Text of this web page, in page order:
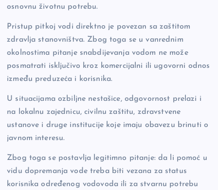
osnovnu životnu potrebu.
Pristup pitkoj vodi direktno je povezan sa zaštitom
zdravlja stanovništva. Zbog toga se u vanrednim
okolnostima pitanje snabdijevanja vodom ne može
posmatrati isključivo kroz komercijalni ili ugovorni odnos
između preduzeća i korisnika.
U situacijama ozbiljne nestašice, odgovornost prelazi i
na lokalnu zajednicu, civilnu zaštitu, zdravstvene
ustanove i druge institucije koje imaju obavezu brinuti o
javnom interesu.
Zbog toga se postavlja legitimno pitanje: da li pomoć u
vidu dopremanja vode treba biti vezana za status
korisnika određenog vodovoda ili za stvarnu potrebu